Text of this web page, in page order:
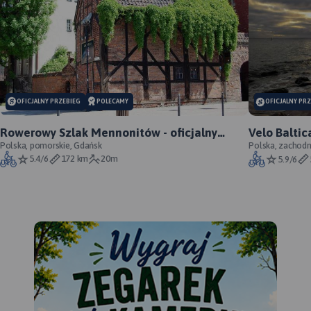
OFICJALNY PRZEBIEG POLECAMY
Rowerowy Szlak Mennonitów - oficjalny
przebieg szlaku
Polska, pomorskie, Gdańsk
5.4/6
172 km 20m
OFICJALNY
Velo
szlaku
Polska,
5.9/6